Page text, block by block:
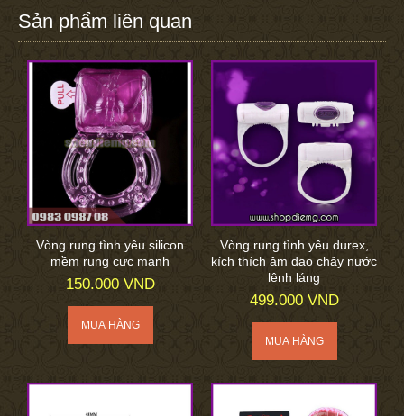
Sản phẩm liên quan
Vòng rung tình yêu silicon
mềm rung cực mạnh
150.000 VND
Vòng rung tình yêu durex,
kích thích âm đạo chảy nước
lênh láng
499.000 VND